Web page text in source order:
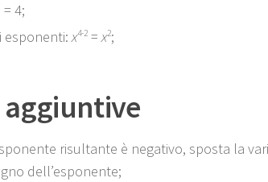
= 4;
esponenti:x4-2 =x2;
risultante è negativo, sposta la
dell’esponente;